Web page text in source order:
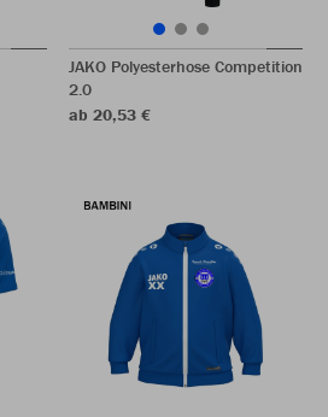
JAKO Polyesterhose Competition
2.0
ab 20,53 €